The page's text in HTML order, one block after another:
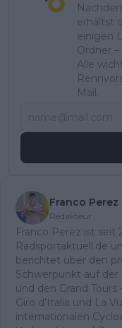
erhältst
einigen
Ordner
Alle
Mail.
Franco Perez
Redakteur
Franco Perez ist seit
Radsportaktuell.de
berichtet über den
Schwerpunkt auf der
und den Grand Tours
Giro d’Italia und La
internationalen